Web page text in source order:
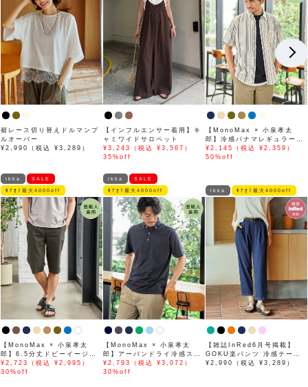
裾レース切り替えドルマンプ
ルオーバー
¥2,990（税込 ¥3,289）
【インフルエンサー着用】キ
ャミワイドサロペット
¥3,243（税込 ¥3,567）
35%off
【MonoMax × 小泉孝太
郎】冷感パナマレギュラーカ
ラー半袖シャツ「小泉孝太郎
さん着用モデル」
¥2,145（税込 ¥2,359）
50%off
ikka SALE
ﾓｱｵﾌ最大4000off
【MonoMax × 小泉孝太
郎】6.5分丈ドビーイージー
ハーフパンツ「小泉孝太郎さ
ん着用モデル」
¥2,723（税込 ¥2,995）
30%off
ikka SALE
ﾓｱｵﾌ最大4000off
【MonoMax × 小泉孝太
郎】アーバンドライ冷感スイ
スボタンダウンポロシャツ
「小泉孝太郎さん着用モデ
¥2,793（税込 ¥3,072）
30%off
ikka ﾓｱｵﾌ最大4000off
【雑誌InRed6月号掲載】
GOKU楽パンツ 冷感テーパ
ード【接触冷感】
¥2,990（税込 ¥3,289）